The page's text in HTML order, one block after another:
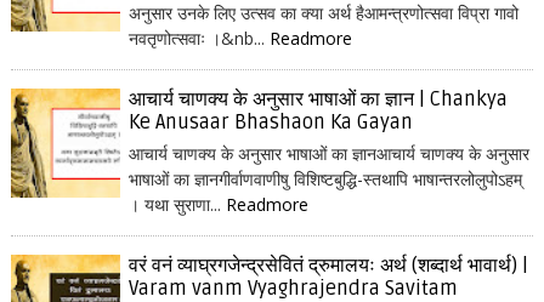
अनुसार उनके लिए उत्सव का क्या अर्थ हैआमन्त्रणोत्सवा विप्रा गावो
नवतृणोत्सवाः ।&nb... Readmore
आचार्य चाणक्य के अनुसार भाषाओं का ज्ञान | Chankya
Ke Anusaar Bhashaon Ka Gayan
आचार्य चाणक्य के अनुसार भाषाओं का ज्ञानआचार्य चाणक्य के अनुसार
भाषाओं का ज्ञानगीर्वाणवाणीषु विशिष्टबुद्धि-स्तथापि भाषान्तरलोलुपोऽहम्
। यथा सुराणा... Readmore
वरं वनं व्याघ्रगजेन्द्रसेवितं द्रुमालयः अर्थ (शब्दार्थ भावार्थ) |
Varam vanm Vyaghrajendra Savitam